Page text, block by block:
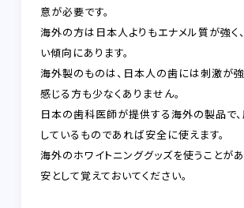
意が必要です。
海外の方は日本人よりもエナメル質が強く
い傾向にあります。
海外製のものは、日本人の歯には刺激が
感じる方も少なくありません。
日本の歯科医師が提供する海外の製品で
しているものであれば安全に使えます。
海外のホワイトニンググッズを使うことが
安として覚えておいてください。